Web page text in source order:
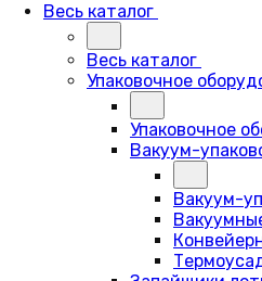
Весь каталог
Весь каталог
Упаковочное
Упаковочное
Вакуум-
Вакуум-